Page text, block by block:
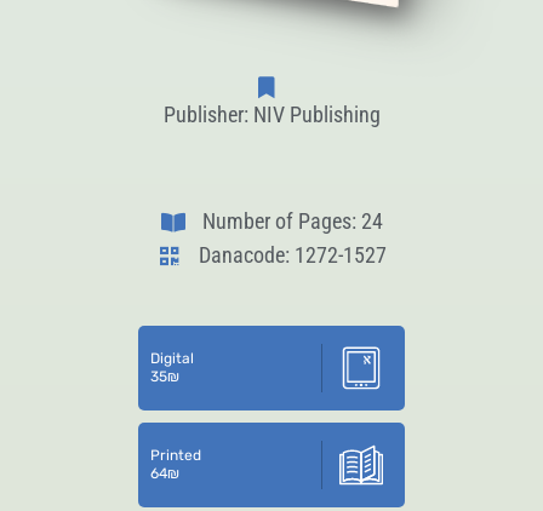
Publisher: NIV Publishing
Number of Pages: 24
Danacode: 1272-1527
Digital
35₪
Printed
64₪